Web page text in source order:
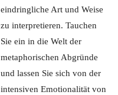
eindringliche Art und Weise
zu interpretieren. Tauchen
Sie ein in die Welt der
metaphorischen Abgründe
und lassen Sie sich von der
intensiven Emotionalität von